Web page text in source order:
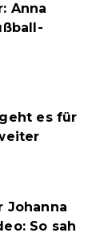
Anna
es für
Johanna
So sah